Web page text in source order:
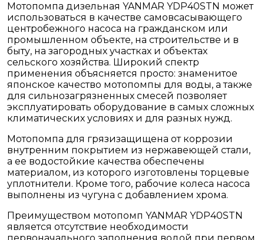
Мотопомпа дизельная YANMAR YDP40STN может
использоваться в качестве самовсасывающего
центробежного насоса на гражданском или
промышленном объекте, на строительстве и в
быту, на загородных участках и объектах
сельского хозяйства. Широкий спектр
применения объясняется просто: знаменитое
японское качество мотопомпы для воды, а также
для сильнозагрязненных смесей позволяет
эксплуатировать оборудование в самых сложных
климатических условиях и для разных нужд.
Мотопомпа для грязизащищена от коррозии
внутренним покрытием из нержавеющей стали,
а ее водостойкие качества обеспечены
материалом, из которого изготовлены торцевые
уплотнители. Кроме того, рабочие колеса насоса
выполнены из чугуна с добавлением хрома.
Преимуществом мотопомп YANMAR YDP40STN
является отсутствие необходимости